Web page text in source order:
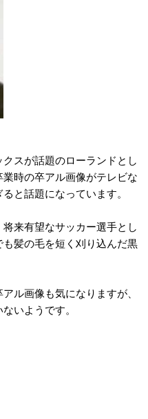
スが話題のローランドとし
時の卒アル画像がテレビな
と話題になっています。
来有望なサッカー選手とし
髪の毛を短く刈り込んだ黒
ル画像も気になりますが、
いようです。